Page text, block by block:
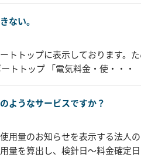
ない。
トトップに表示しております。
トトップ 「電気料金・使・・・
ようなサービスですか？
用量のお知らせを表示する法人
量を算出し、検針日～料金確定日